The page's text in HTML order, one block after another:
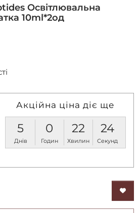
Освітлювальна
10ml*2од
Акційна ціна діє ще
5
Днів
0
Годин
22
Хвилин
24
Секунд